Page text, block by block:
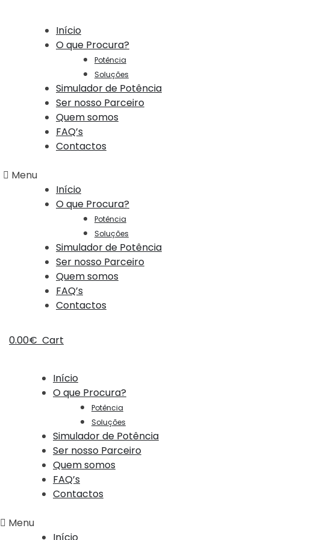
Início
O que Procura?
Potência
Soluções
Simulador de Potência
Ser nosso Parceiro
Quem somos
FAQ’s
Contactos
Menu
Início
O que Procura?
Potência
Soluções
Simulador de Potência
Ser nosso Parceiro
Quem somos
FAQ’s
Contactos
0.00€ Cart
Início
O que Procura?
Potência
Soluções
Simulador de Potência
Ser nosso Parceiro
Quem somos
FAQ’s
Contactos
Menu